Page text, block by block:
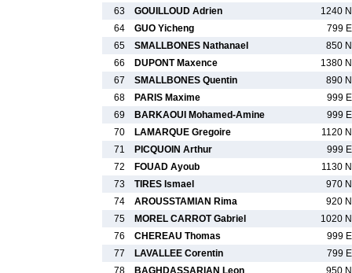
63
GOUILLOUD Adrien
1240 N
64
GUO Yicheng
799 E
65
SMALLBONES Nathanael
850 N
66
DUPONT Maxence
1380 N
67
SMALLBONES Quentin
890 N
68
PARIS Maxime
999 E
69
BARKAOUI Mohamed-Amine
999 E
70
LAMARQUE Gregoire
1120 N
71
PICQUOIN Arthur
999 E
72
FOUAD Ayoub
1130 N
73
TIRES Ismael
970 N
74
AROUSSTAMIAN Rima
920 N
75
MOREL CARROT Gabriel
1020 N
76
CHEREAU Thomas
999 E
77
LAVALLEE Corentin
799 E
78
BAGHDASSARIAN Leon
950 N